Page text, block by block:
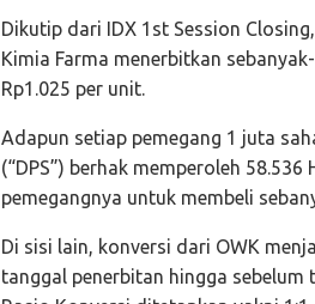
Dikutip dari IDX 1st Session
Kimia Farma menerbitkan
Rp1.025 per unit.
Adapun setiap pemegang 1 juta
(“DPS”) berhak memperoleh
pemegangnya untuk membeli
Di sisi lain, konversi dari OWK
tanggal penerbitan hingga